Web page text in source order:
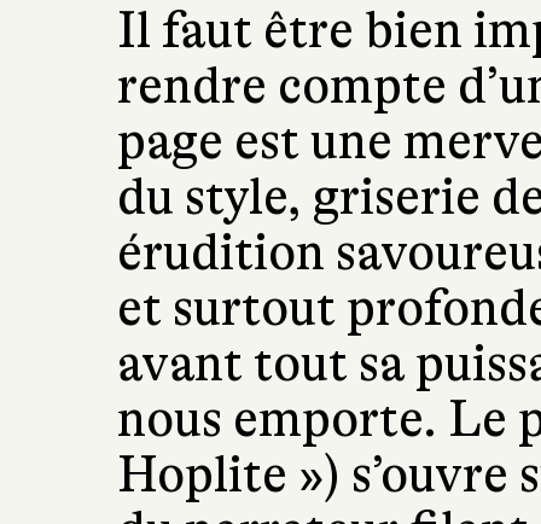
Il faut être bien
rendre compte
page est une
du style, griserie
érudition
et surtout
avant tout sa
nous emporte. Le
Hoplite ») s’ouvre